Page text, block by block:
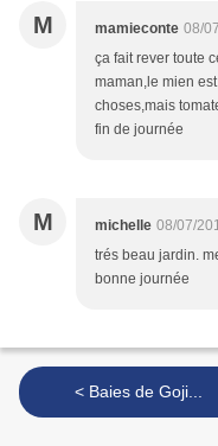
M mamieconte 08/
ça fait rever toute
maman,le mien
choses,mais
fin de journée
M michelle 08/07/
trés beau jardin.
bonne journée
< Baies de Goji...